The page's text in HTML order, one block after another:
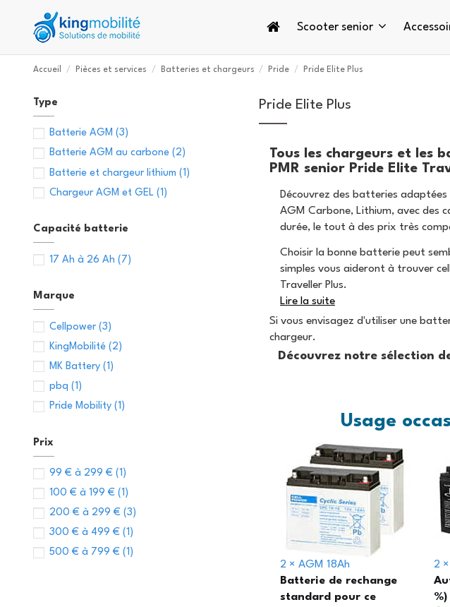
Scooter senior
Accueil Pièces et services Batteries et chargeurs Pride Pride Elite Plus
Pride Elite Plus
Tous les chargeurs et les
PMR senior Pride Elite
Découvrez des batteries
AGM Carbone, Lithium, avec des
durée, le tout à des prix très
Choisir la bonne batterie peut
simples vous aideront à trouver
Traveller Plus.
Lire la suite
Si vous envisagez d'utiliser une
chargeur.
Découvrez notre sélection
Usage
2 × AGM 18Ah
Batterie de rechange
standard pour ce
2
Type
Batterie AGM (3)
Batterie AGM au carbone (2)
Batterie et chargeur lithium (1)
Chargeur AGM et GEL (1)
Capacité batterie
17 Ah à 26 Ah (7)
Marque
Cellpower (3)
KingMobilité (2)
MK Battery (1)
pbq (1)
Pride Mobility (1)
Prix
99 € à 299 € (1)
100 € à 199 € (1)
200 € à 299 € (3)
300 € à 499 € (1)
500 € à 799 € (1)